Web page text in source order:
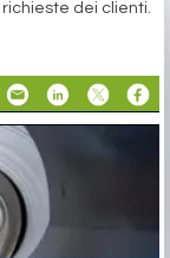
dei clienti.